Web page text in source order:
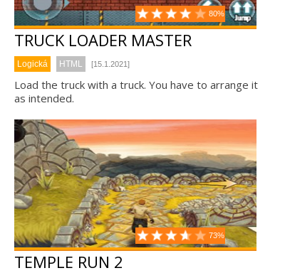
80%
TRUCK LOADER MASTER
Logická HTML [15.1.2021]
Load the truck with a truck. You have to arrange it
as intended.
73%
TEMPLE RUN 2